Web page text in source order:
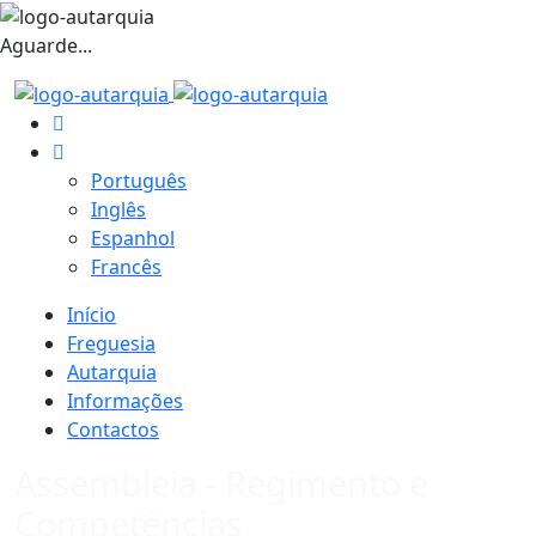
Aguarde...
Português
Inglês
Espanhol
Francês
Início
Freguesia
Autarquia
Informações
Contactos